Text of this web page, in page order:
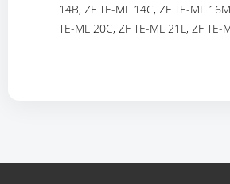
14B, ZF TE-ML 14C, ZF TE-ML
TE-ML 20C, ZF TE-ML 21L, ZF TE-